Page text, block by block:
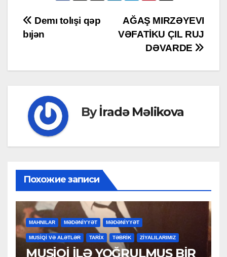
Post
navigation
AĞAŞ MIRZƏYEVI
VƏFATİKU ÇIL RUJ
DƏVARDE
Demı tolışi qəp
bıjən
Byİradə Məlikova
Похожие записи
MAHNILAR MƏDƏNİYYƏT MƏDƏNİYYƏT
MUSİQİ VƏ ALƏTLƏR TARİX TƏBRİK ZİYALILARIMIZ
MUSİQİ İLƏ YOĞRULMUŞ BİR